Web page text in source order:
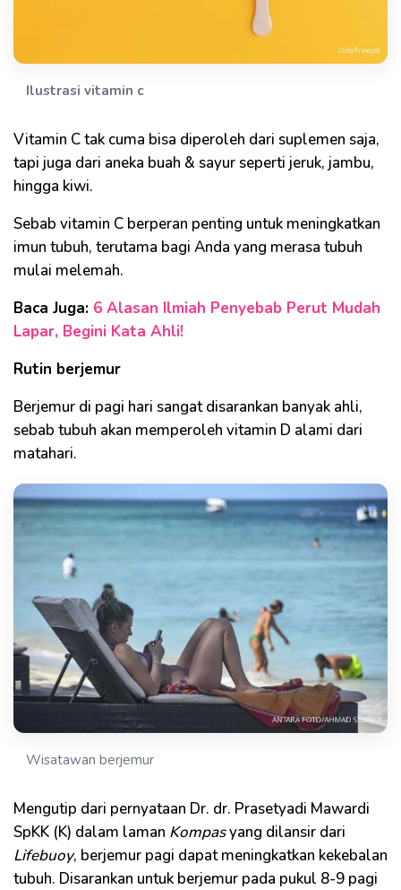
Ilustrasi vitamin c
Vitamin C tak cuma bisa diperoleh dari suplemen saja,
tapi juga dari aneka buah & sayur seperti jeruk, jambu,
hingga kiwi.
Sebab vitamin C berperan penting untuk meningkatkan
imun tubuh, terutama bagi Anda yang merasa tubuh
mulai melemah.
Baca Juga: 6 Alasan Ilmiah Penyebab Perut Mudah
Lapar, Begini Kata Ahli!
Rutin berjemur
Berjemur di pagi hari sangat disarankan banyak ahli,
sebab tubuh akan memperoleh vitamin D alami dari
matahari.
Wisatawan berjemur
Mengutip dari pernyataan Dr. dr. Prasetyadi Mawardi
SpKK (K) dalam laman Kompasyang dilansir dari
Lifebuoy, berjemur pagi dapat meningkatkan kekebalan
tubuh. Disarankan untuk berjemur pada pukul 8-9 pagi